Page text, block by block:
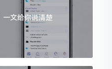
文给你说清楚